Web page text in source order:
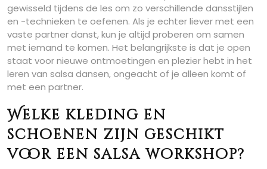
gewisseld tijdens de les om zo verschillende dansstijlen
en -technieken te oefenen. Als je echter liever met een
vaste partner danst, kun je altijd proberen om samen
met iemand te komen. Het belangrijkste is dat je open
staat voor nieuwe ontmoetingen en plezier hebt in het
leren van salsa dansen, ongeacht of je alleen komt of
met een partner.
Welke kleding en
schoenen zijn geschikt
voor een salsa workshop?